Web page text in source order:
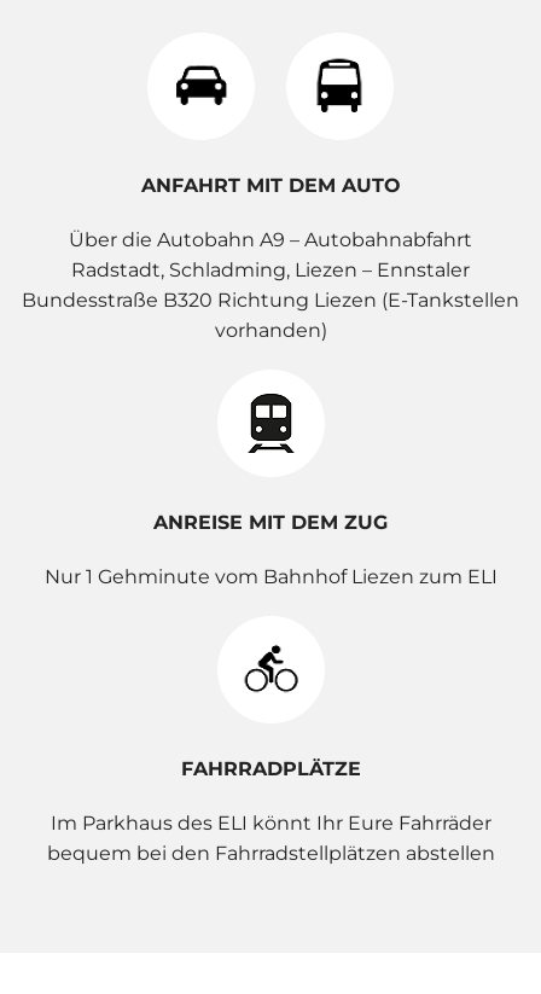
ANFAHRT MIT DEM AUTO
Über die Autobahn A9 – Autobahnabfahrt
Radstadt, Schladming, Liezen – Ennstaler
Bundesstraße B320 Richtung Liezen (E-Tankstellen
vorhanden)
ANREISE MIT DEM ZUG
Nur 1 Gehminute vom Bahnhof Liezen zum ELI
FAHRRADPLÄTZE
Im Parkhaus des ELI könnt Ihr Eure Fahrräder
bequem bei den Fahrradstellplätzen abstellen